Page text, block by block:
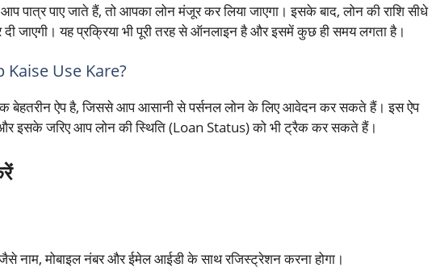
पात्र पाए जाते हैं, तो आपका लोन मंजूर कर लिया जाएगा। इसके बाद, लोन की राशि सीधे
जाएगी। यह प्रक्रिया भी पूरी तरह से ऑनलाइन है और इसमें कुछ ही समय लगता है।
Kaise Use Kare?
बेहतरीन ऐप है, जिससे आप आसानी से पर्सनल लोन के लिए आवेदन कर सकते हैं। इस ऐप
इसके जरिए आप लोन की स्थिति (Loan Status) को भी ट्रैक कर सकते हैं।
नाम, मोबाइल नंबर और ईमेल आईडी के साथ रजिस्ट्रेशन करना होगा।